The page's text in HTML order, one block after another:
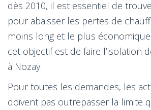
dès 2010, il est essentiel de
pour abaisser les pertes de
moins long et le plus
cet objectif est de faire l’isolation
à Nozay.
Pour toutes les demandes, les
doivent pas outrepasser la limite